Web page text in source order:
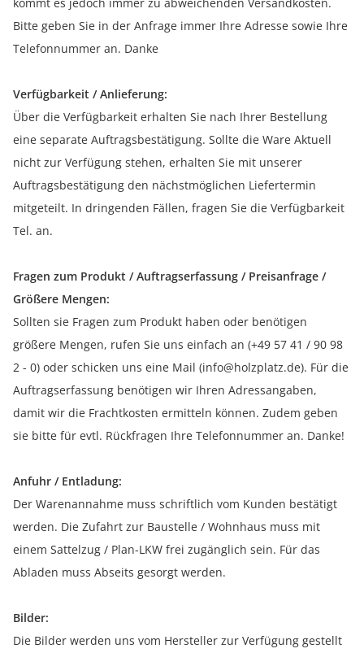
Bitte geben Sie in der Anfrage immer Ihre Adresse sowie Ihre
Telefonnummer an. Danke
Verfügbarkeit / Anlieferung:
Über die Verfügbarkeit erhalten Sie nach Ihrer Bestellung
eine separate Auftragsbestätigung. Sollte die Ware Aktuell
nicht zur Verfügung stehen, erhalten Sie mit unserer
Auftragsbestätigung den nächstmöglichen Liefertermin
mitgeteilt. In dringenden Fällen, fragen Sie die Verfügbarkeit
Tel. an.
Fragen zum Produkt / Auftragserfassung / Preisanfrage /
Größere Mengen:
Sollten sie Fragen zum Produkt haben oder benötigen
größere Mengen, rufen Sie uns einfach an (+49 57 41 / 90 98
2 - 0) oder schicken uns eine Mail (info@holzplatz.de). Für die
Auftragserfassung benötigen wir Ihren Adressangaben,
damit wir die Frachtkosten ermitteln können. Zudem geben
sie bitte für evtl. Rückfragen Ihre Telefonnummer an. Danke!
Anfuhr / Entladung:
Der Warenannahme muss schriftlich vom Kunden bestätigt
werden. Die Zufahrt zur Baustelle / Wohnhaus muss mit
einem Sattelzug / Plan-LKW frei zugänglich sein. Für das
Abladen muss Abseits gesorgt werden.
Bilder:
Die Bilder werden uns vom Hersteller zur Verfügung gestellt